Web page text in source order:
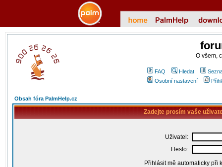
O všem,
FAQ Hledat
Osobní nastavení
Obsah fóra PalmHelp.cz
Zadejte prosím vaše
Uživatel:
Heslo:
Přihlásit mě automaticky při